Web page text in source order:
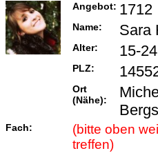
Angebot: 1712
Name: Sara
Alter: 15-
PLZ:
Ort
(Nähe):
Fach:
(bitte oben
treffen)